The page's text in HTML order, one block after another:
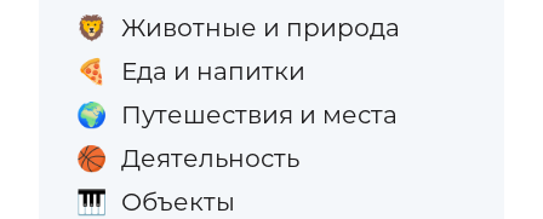
🦁 Животные и природа
🍕 Еда и напитки
🌍 Путешествия и места
🏀 Деятельность
🎹 Объекты